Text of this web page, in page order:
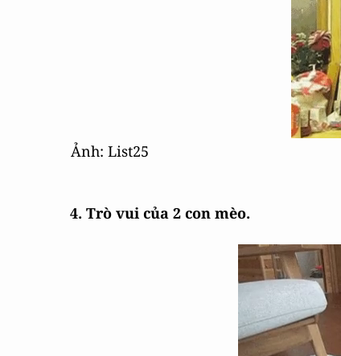
Ảnh: List25
4. Trò vui của 2 con mèo.